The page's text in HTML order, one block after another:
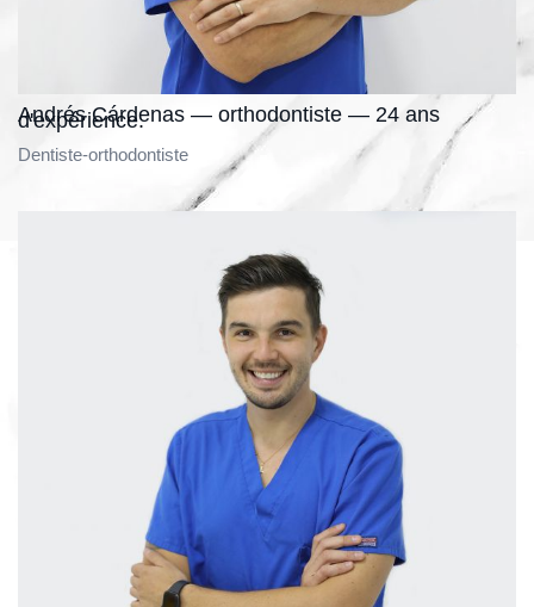
Andrés Cárdenas — orthodontiste — 24 ans
d'expérience.
Dentiste-orthodontiste